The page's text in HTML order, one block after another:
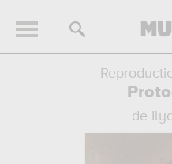
de